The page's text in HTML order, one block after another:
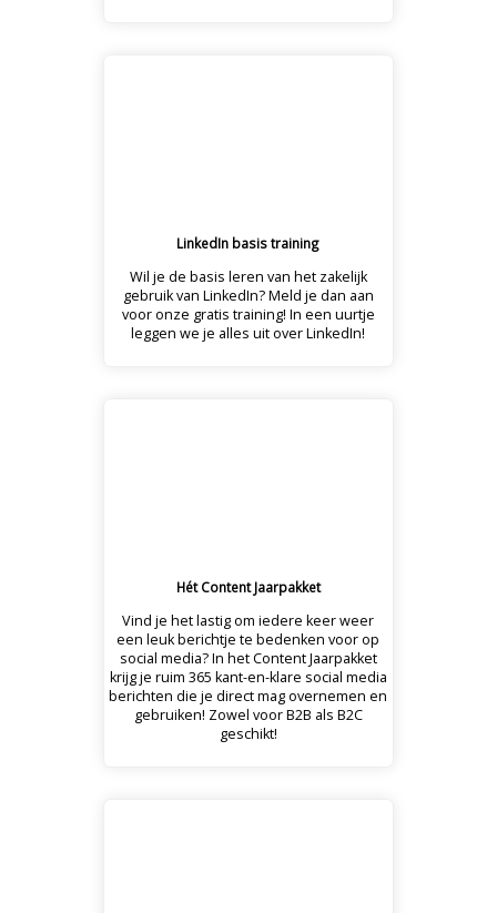
LinkedIn basis training
Wil je de basis leren van het zakelijk
gebruik van LinkedIn? Meld je dan aan
voor onze gratis training! In een uurtje
leggen we je alles uit over LinkedIn!
Hét Content Jaarpakket
Vind je het lastig om iedere keer weer
een leuk berichtje te bedenken voor op
social media? In het Content Jaarpakket
krijg je ruim 365 kant-en-klare social media
berichten die je direct mag overnemen en
gebruiken! Zowel voor B2B als B2C
geschikt!